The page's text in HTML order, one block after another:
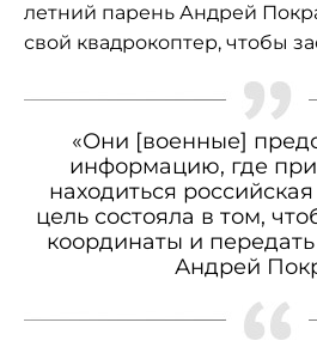
летний парень Андрей
свой квадрокоптер, чтобы
«Они [военные]
информацию, где
находиться
цель состояла в том,
координаты и передать
Андрей